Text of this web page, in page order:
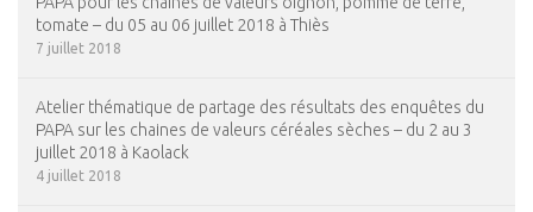
tomate – du 05 au 06 juillet 2018 à Thiès
7 juillet 2018
Atelier thématique de partage des résultats des enquêtes du
PAPA sur les chaines de valeurs céréales sèches – du 2 au 3
juillet 2018 à Kaolack
4 juillet 2018